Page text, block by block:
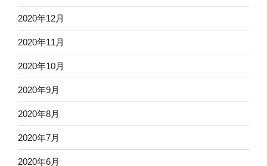
2020年12月
2020年11月
2020年10月
2020年9月
2020年8月
2020年7月
2020年6月